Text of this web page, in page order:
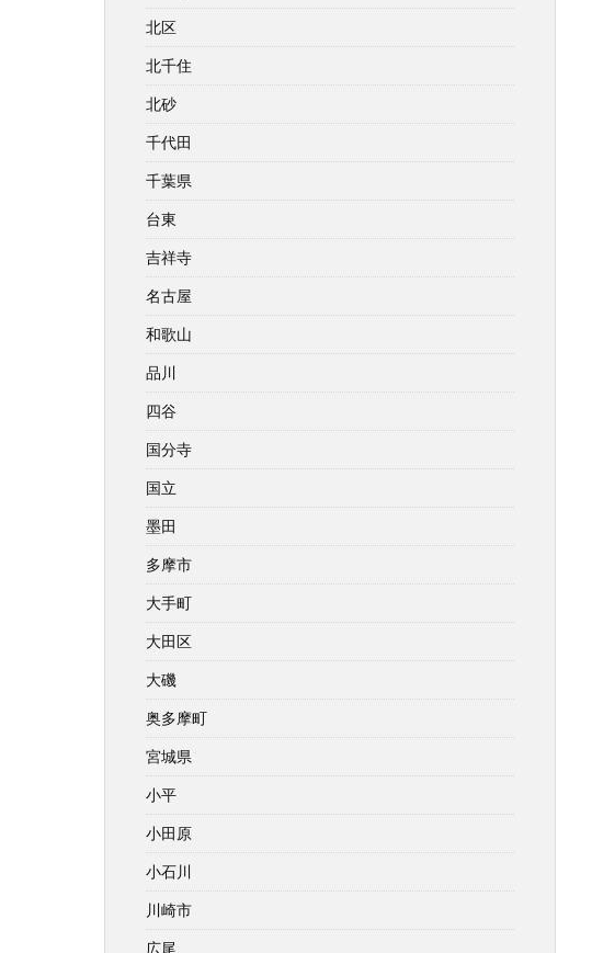
北区
北千住
北砂
千代田
千葉県
台東
吉祥寺
名古屋
和歌山
品川
四谷
国分寺
国立
墨田
多摩市
大手町
大田区
大磯
奥多摩町
宮城県
小平
小田原
小石川
川崎市
広尾